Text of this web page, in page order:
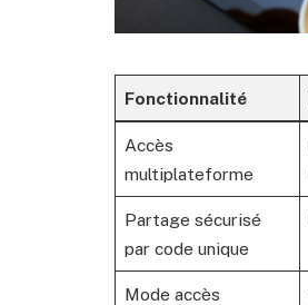
Fonctionnalité
Accès
multiplateforme
Partage sécurisé
par code unique
Mode accès